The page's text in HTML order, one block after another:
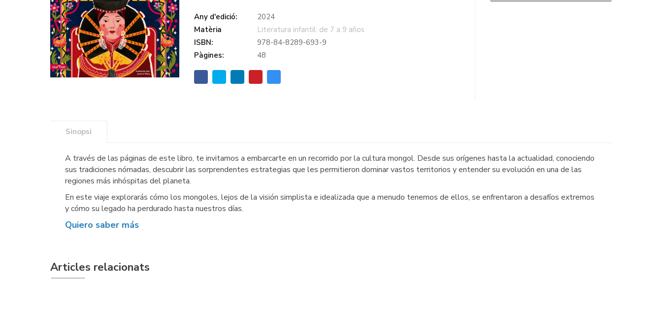
Any d'edició:
2024
Matèria
Literatura infantil: de 7 a 9 años
ISBN:
978-84-8289-693-9
Pàgines:
48
Sinopsi
A través de las páginas de este libro, te invitamos a embarcarte en un recorrido por la cultura mongol. Desde sus orígenes hasta la actualidad, conociendo
sus tradiciones nómadas, descubrir las sorprendentes estrategias que les permitieron dominar vastos territorios y entender su evolución en una de las
regiones más inhóspitas del planeta.
En este viaje explorarás cómo los mongoles, lejos de la visión simplista e idealizada que a menudo tenemos de ellos, se enfrentaron a desafíos extremos
y cómo su legado ha perdurado hasta nuestros días.
Quiero saber más
Articles relacionats